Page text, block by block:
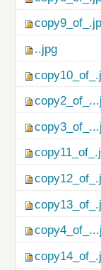
..jpg